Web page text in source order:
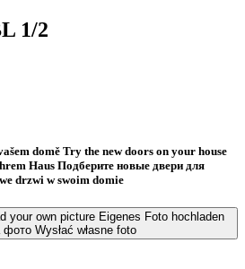
1/2
domě Try the new doors on your house
Haus Подберите новые двери для
drzwi w swoim domie
your own picture Eigenes Foto hochladen
фото Wysłać własne foto